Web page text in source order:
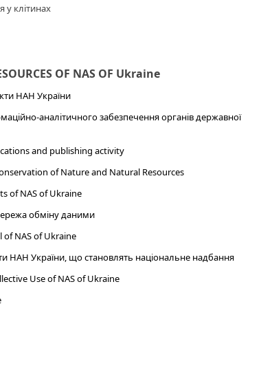
у клітинах
OF NAS OF Ukraine
НАН України
аналітичного забезпечення органів державної
and publishing activity
of Nature and Natural Resources
of NAS of Ukraine
обміну даними
NAS of Ukraine
НАН України, що становлять національне надбання
Use of NAS of Ukraine